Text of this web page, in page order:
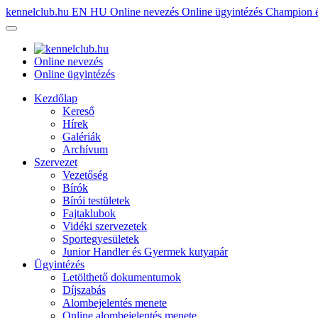
kennelclub.hu EN HU Online nevezés Online ügyintézés Champion
Online nevezés
Online ügyintézés
Kezdőlap
Kereső
Hírek
Galériák
Archívum
Szervezet
Vezetőség
Bírók
Bírói testületek
Fajtaklubok
Vidéki szervezetek
Sportegyesületek
Junior Handler és Gyermek kutyapár
Ügyintézés
Letölthető dokumentumok
Díjszabás
Alombejelentés menete
Online alombejelentés menete